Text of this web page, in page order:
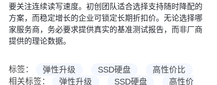
要关注连续读写速度。初创团队适合选择支持随时降配的
方案，而稳定增长的企业可锁定长期折扣价。无论选择哪
家服务商，务必要求提供真实的基准测试报告，而非厂商
提供的理论数据。
标签： 弹性升级 SSD硬盘
高性价比
相关标签：
弹性升级 SSD硬盘 高性价